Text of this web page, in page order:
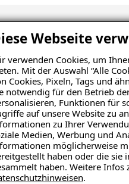
Webseite
verwenden Cookies, um
Mit der Auswahl “Alle
Cookies, Pixeln, Tags und
notwendig für den Betrieb
Funktionen für
auf unsere Website zu
zu Ihrer
Medien, Werbung und
möglicherweise
haben oder die sie
haben. Weitere Infos
.